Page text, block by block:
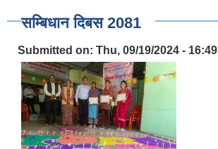
सम्बिधान दिबस 2081
Submitted on: Thu, 09/19/2024 - 16:49